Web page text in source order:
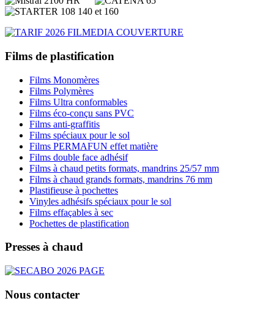
Films de plastification
Films Monomères
Films Polymères
Films Ultra conformables
Films éco-conçu sans PVC
Films anti-graffitis
Films spéciaux pour le sol
Films PERMAFUN effet matière
Films double face adhésif
Films à chaud petits formats, mandrins 25/57 mm
Films à chaud grands formats, mandrins 76 mm
Plastifieuse à pochettes
Vinyles adhésifs spéciaux pour le sol
Films effaçables à sec
Pochettes de plastification
Presses à chaud
Nous contacter